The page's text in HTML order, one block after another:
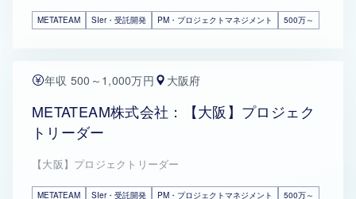
METATEAM SIer・受託開発 PM・プロジェクトマネジメント 500万～
年収 500～1,000万円 大阪府
METATEAM株式会社：【大阪】プロジェク
トリーダー
【大阪】プロジェクトリーダー
METATEAM SIer・受託開発 PM・プロジェクトマネジメント 500万～